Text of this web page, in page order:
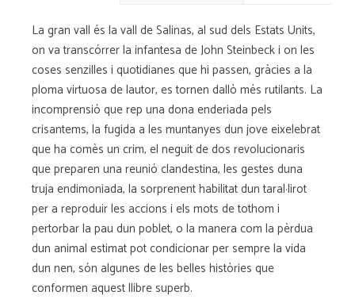
La gran vall és la vall de Salinas, al sud dels Estats Units,
on va transcórrer la infantesa de John Steinbeck i on les
coses senzilles i quotidianes que hi passen, gràcies a la
ploma virtuosa de lautor, es tornen dallò més rutilants. La
incomprensió que rep una dona enderiada pels
crisantems, la fugida a les muntanyes dun jove eixelebrat
que ha comès un crim, el neguit de dos revolucionaris
que preparen una reunió clandestina, les gestes duna
truja endimoniada, la sorprenent habilitat dun taral·lirot
per a reproduir les accions i els mots de tothom i
pertorbar la pau dun poblet, o la manera com la pèrdua
dun animal estimat pot condicionar per sempre la vida
dun nen, són algunes de les belles històries que
conformen aquest llibre superb.